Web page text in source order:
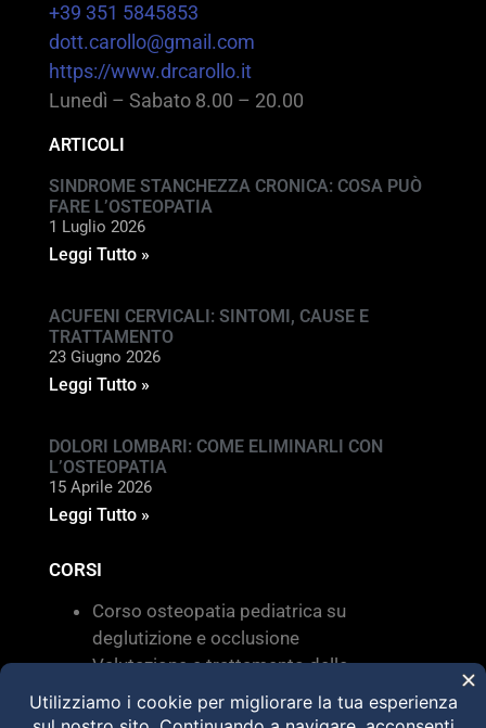
+39 351 5845853
dott.carollo@gmail.com
https://www.drcarollo.it
Lunedì – Sabato 8.00 – 20.00
ARTICOLI
SINDROME STANCHEZZA CRONICA: COSA PUÒ
FARE L’OSTEOPATIA
1 Luglio 2026
Leggi Tutto »
ACUFENI CERVICALI: SINTOMI, CAUSE E
TRATTAMENTO
23 Giugno 2026
Leggi Tutto »
DOLORI LOMBARI: COME ELIMINARLI CON
L’OSTEOPATIA
15 Aprile 2026
Leggi Tutto »
CORSI
Corso osteopatia pediatrica su
deglutizione e occlusione
Valutazione e trattamento delle
disfunzioni dei sistemi di movimento –
Torino 28 MARZO 2026